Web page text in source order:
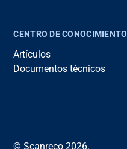
CENTRO DE CONOCIMIENTO
Artículos
Documentos técnicos
© Scanreco 2026.